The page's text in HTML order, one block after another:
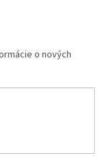
o nových